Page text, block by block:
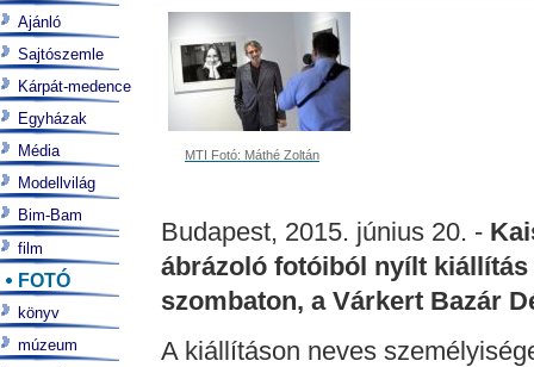
MTI Fotó: Máthé Zoltán
Budapest, 2015. június 20. -
ábrázoló fotóiból nyílt
szombaton, a Várkert Bazár
A kiállításon neves
Ajánló
Sajtószemle
Kárpát-medence
Egyházak
Média
Modellvilág
Bim-Bam
film
FOTÓ
könyv
múzeum